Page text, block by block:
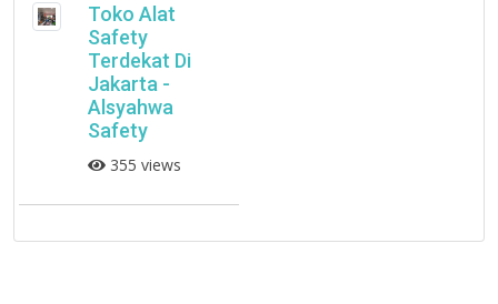
Toko Alat
Safety
Terdekat Di
Jakarta -
Alsyahwa
Safety
355 views